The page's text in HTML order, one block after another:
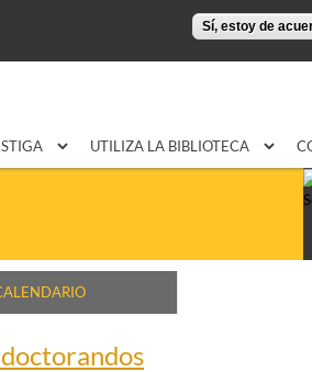
Sí, estoy de
UTILIZA LA BIBLIOTECA